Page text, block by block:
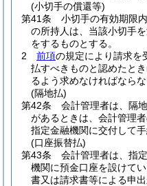
(小切手の償還等)
第41条
小切手の有効期限
の所持人は、当該小切手
をするものとする。
2
前項の規定により請求を
払すべきものと認めたと
るよう求めなければならな
(隔地払)
第42条
会計管理者は、隔
があるときは、会計管理
指定金融機関に交付して
(口座振替払)
第43条
会計管理者は、指
機関に預金口座を設けて
書又は請求書等による申